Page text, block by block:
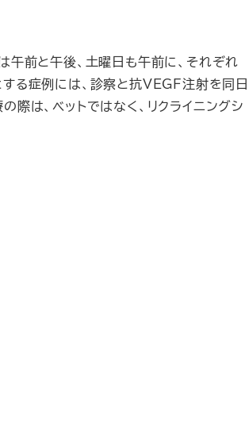
午前と午後、土曜日も午前に、それぞれ
る症例には、診察と抗VEGF注射を同日
は、ベットではなく、リクライニングシ